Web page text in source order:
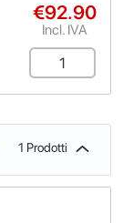
€92.90
Incl. IVA
1 Prodotti